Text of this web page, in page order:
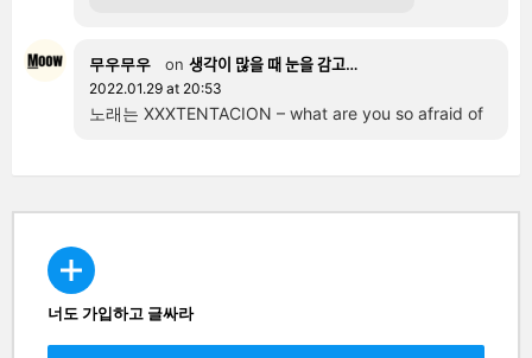
무우무우 on 생각이 많을 때 눈을 감고…
2022.01.29 at 20:53
노래는 XXXTENTACION – what are you so afraid of
CREATE
너도 가입하고 글싸라